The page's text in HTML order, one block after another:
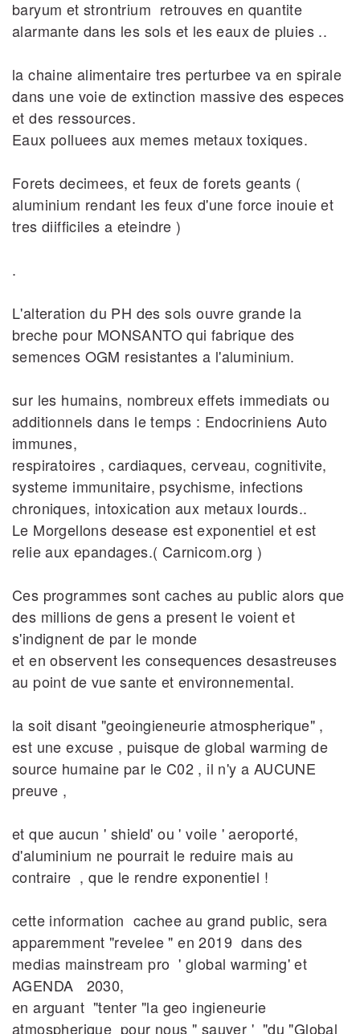
baryum et strontrium retrouves en quantite
alarmante dans les sols et les eaux de pluies ..
la chaine alimentaire tres perturbee va en spirale
dans une voie de extinction massive des especes
et des ressources.
Eaux polluees aux memes metaux toxiques.
Forets decimees, et feux de forets geants (
aluminium rendant les feux d'une force inouie et
tres diifficiles a eteindre )
.
L'alteration du PH des sols ouvre grande la
breche pour MONSANTO qui fabrique des
semences OGM resistantes a l'aluminium.
sur les humains, nombreux effets immediats ou
additionnels dans le temps : Endocriniens Auto
immunes,
respiratoires , cardiaques, cerveau, cognitivite,
systeme immunitaire, psychisme, infections
chroniques, intoxication aux metaux lourds..
Le Morgellons desease est exponentiel et est
relie aux epandages.( Carnicom.org )
Ces programmes sont caches au public alors que
des millions de gens a present le voient et
s'indignent de par le monde
et en observent les consequences desastreuses
au point de vue sante et environnemental.
la soit disant "geoingieneurie atmospherique" ,
est une excuse , puisque de global warming de
source humaine par le C02 , il n'y a AUCUNE
preuve ,
et que aucun ' shield' ou ' voile ' aeroporté,
d'aluminium ne pourrait le reduire mais au
contraire , que le rendre exponentiel !
cette information cachee au grand public, sera
apparemment "revelee " en 2019 dans des
medias mainstream pro ' global warming' et
AGENDA 2030,
en arguant "tenter "la geo ingieneurie
atmospherique pour nous " sauver ' "du "Global